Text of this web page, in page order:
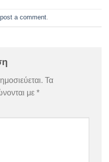
post a comment
Τα
με *